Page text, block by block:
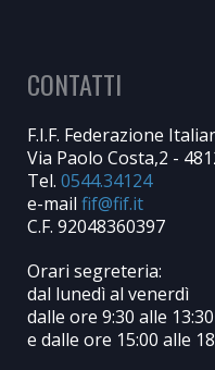
CONTATTI
F.I.F. Federazione
Via Paolo Costa,2 -
Tel. 0544.34124
e-mail
C.F. 92048360397
Orari segreteria:
dal lunedì al venerdì
dalle ore 9:30 alle 13:30
e dalle ore 15:00 alle